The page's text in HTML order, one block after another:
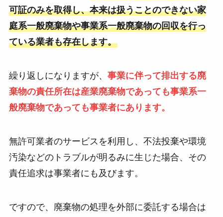
可証のみを取得し、本来は扱うことのできない家
庭系一般廃棄物や事業系一般廃棄物の回収を行っ
ている業者も存在します。
繰り返しになりますが、 事業に伴って排出する廃
棄物の責任所在は産業廃棄物であっても事業系一
般廃棄物であっても事業者にあります。
無許可業者のサービスを利用し、不法投棄や環境
汚染などのトラブルが明るみに生じた場合、その
責任追求は事業者にも及びます。
ですので、廃棄物の処理を外部に委託する場合は